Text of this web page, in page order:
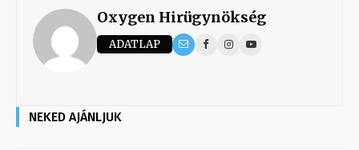
Oxygen Hirügynökség
ADATLAP
NEKED AJÁNLJUK